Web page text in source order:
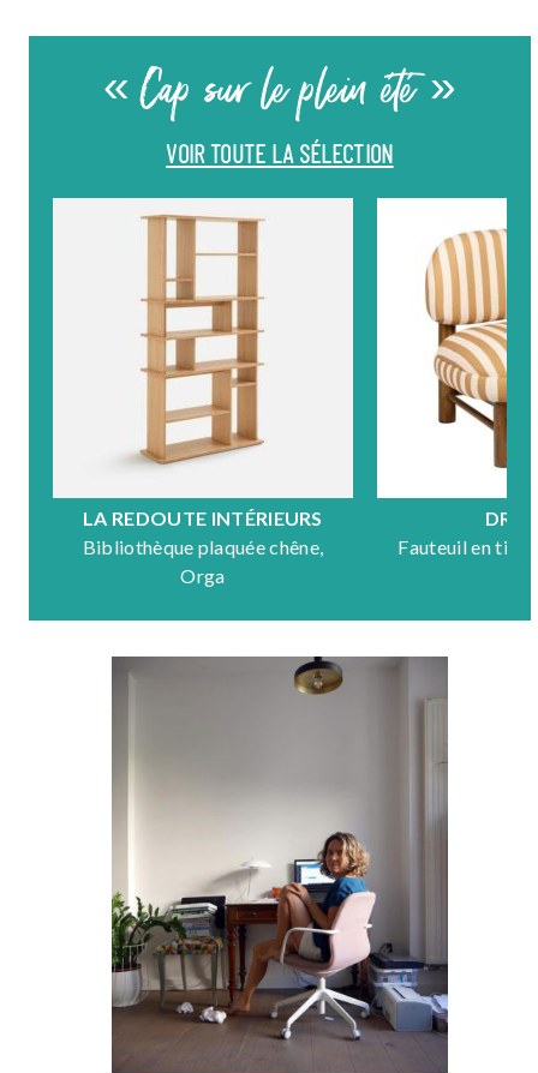
« Cap sur le plein été »
VOIR TOUTE LA SÉLECTION
LA REDOUTE INTÉRIEURS
Bibliothèque plaquée chêne,
Orga
Fauteuil en